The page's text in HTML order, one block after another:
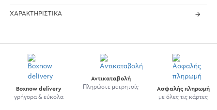
ΧΑΡΑΚΤΗΡΙΣΤΙΚΆ
Boxnow delivery
γρήγορα & εύκολα
Αντικαταβολή
Πληρώστε μετρητοίς
Ασφαλής πληρωμή
με όλες τις κάρτες